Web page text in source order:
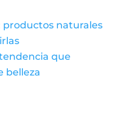
productos naturales
que
belleza